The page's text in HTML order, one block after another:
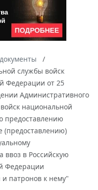
службы войск
Федерации от 25
Административного
национальной
предоставлению
(предоставлению)
в Российскую
Федерации
и патронов к нему"